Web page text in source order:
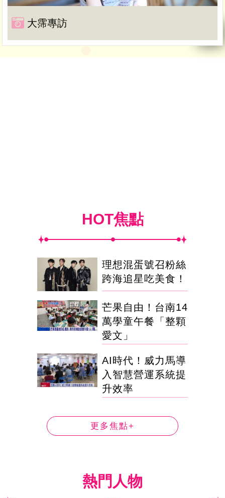
大霈專訪
HOT焦點
理想混蛋號召粉絲
跨海追星吃美食！
芒果自由！台南14
萬學童午餐「整顆
愛文」
AI時代！威力馬導
入智慧營運系統提
升效率
更多焦點+
熱門人物